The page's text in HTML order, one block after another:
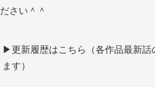
ださい＾＾
▶更新履歴はこちら（各作品最新話
ます）